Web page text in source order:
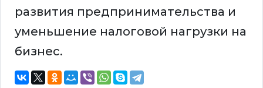
развития предпринимательства и
уменьшение налоговой нагрузки на
бизнес.